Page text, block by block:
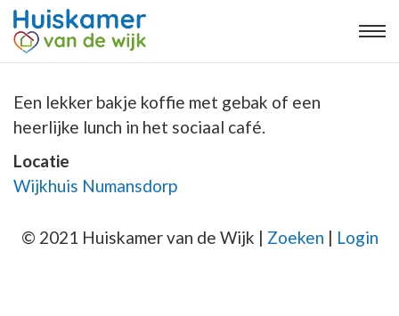
Een lekker bakje koffie met gebak of een
heerlijke lunch in het sociaal café.
Locatie
Wijkhuis Numansdorp
© 2021 Huiskamer van de Wijk | Zoeken | Login